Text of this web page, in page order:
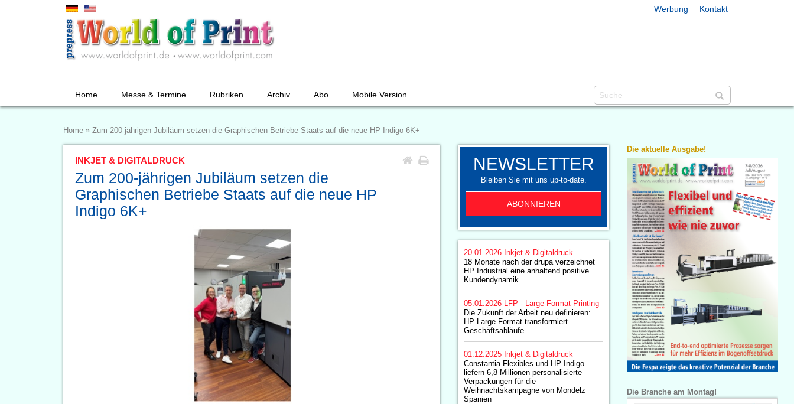
Werbung Kontakt
Home Messe & Termine Rubriken Archiv Abo Mobile Version
Home » Zum 200-jährigen Jubiläum setzen die Graphischen Betriebe Staats auf die neue HP Indigo 6K+
INKJET & DIGITALDRUCK
Zum 200-jährigen Jubiläum setzen die
Graphischen Betriebe Staats auf die neue HP
Indigo 6K+
NEWSLETTER
Bleiben Sie mit uns up-to-date.
ABONNIEREN
20.01.2026 Inkjet & Digitaldruck
18 Monate nach der drupa verzeichnet
HP Industrial eine anhaltend positive
Kundendynamik
05.01.2026
LFP - Large-Format-Printing
Die Zukunft der Arbeit neu definieren:
HP Large Format transformiert
Geschäftsabläufe
01.12.2025 Inkjet & Digitaldruck
Constantia Flexibles und HP Indigo
liefern 6,8 Millionen personalisierte
Verpackungen für die
Weihnachtskampagne von Mondelz
Spanien
Die aktuelle Ausgabe!
Die Branche am Montag!